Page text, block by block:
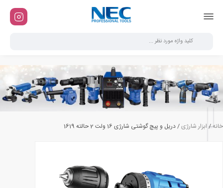
خانه/ ابزار شارژی/ دریل و پیچ گوشتی شارژی 16 ولت 2 حالته 1619